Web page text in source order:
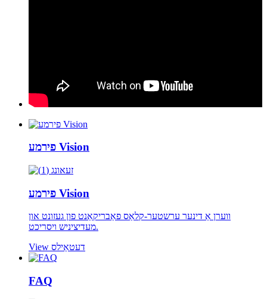
פירמע Vision
פירמע Vision
ווערן אַ דינער ערשטער-קלאַס פאַבריקאַנט פון געזונט און
מעדיציניש ויסריכט.
View דעטאַילס
FAQ